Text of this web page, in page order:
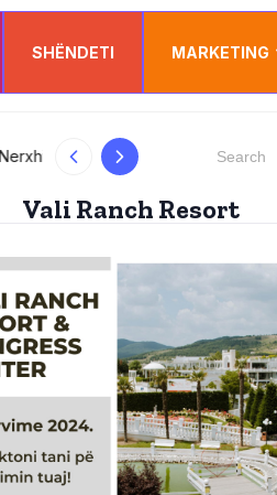
SHËNDETI MARKETING
Dy punëtorë
Vali Ranch Resort